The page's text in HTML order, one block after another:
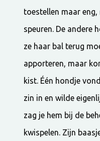
toestellen maar
speuren. De andere
ze haar bal terug
apporteren, maar
kist. Één hondje
zin in en wilde
zag je hem bij de
kwispelen. Zijn